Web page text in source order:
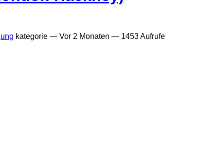
kategorie — Vor 2 Monaten — 1453 Aufrufe